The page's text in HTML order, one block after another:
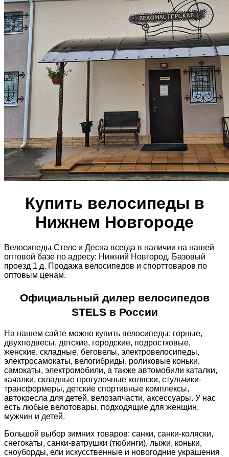
Купить велосипеды в
Нижнем Новгороде
Велосипеды Стелс и Десна всегда в наличии на нашей
оптовой базе по адресу: Нижний Новгород, Базовый
проезд 1 д. Продажа велосипедов и спорттоваров по
оптовым ценам.
Официальный дилер велосипедов
STELS в России
На нашем сайте можно купить велосипеды: горные,
двухподвесы, детские, городские, подростковые,
женские, складные, беговелы, электровелосипеды,
электросамокаты, велогибриды, роликовые коньки,
самокаты, электромобили, а также автомобили каталки,
качалки, складные прогулочные коляски, стульчики-
трансформеры, детские спортивные комплексы,
автокресла для детей, велозапчасти, аксессуары. У нас
есть любые велотовары, подходящие для женщин,
мужчин и детей.
Большой выбор зимних товаров: санки, санки-коляски,
снегокаты, санки-ватрушки (тюбинги), лыжи, коньки,
сноуборды, ели искусственные и новогодние украшения